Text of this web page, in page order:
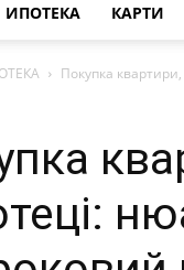
ИПОТЕКА КАРТИ
Покупка